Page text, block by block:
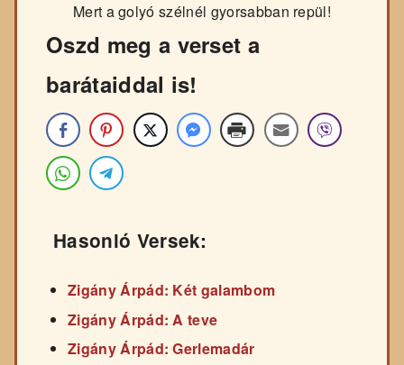
Mert a golyó szélnél gyorsabban repül!
Oszd meg a verset a
barátaiddal is!
Hasonló Versek:
Zigány Árpád: Két galambom
Zigány Árpád: A teve
Zigány Árpád: Gerlemadár